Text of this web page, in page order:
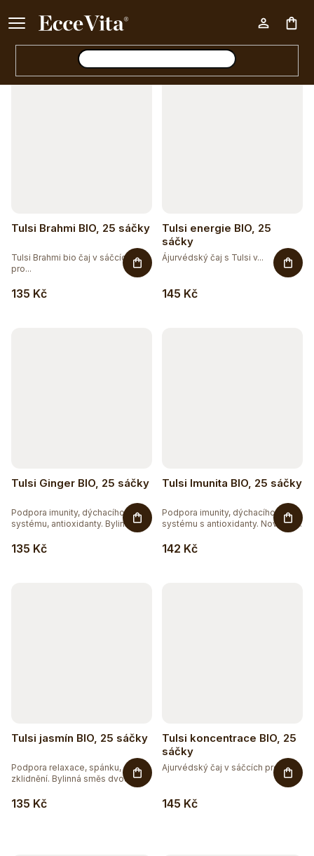
Ke každému nákupu nad 500 Kč dárek zdarma 📦
z
n
u
t
ů
V
r
d
u
Tulsi Brahmi BIO, 25 sáčky
135 Kč
Tulsi Brahmi bio čaj v sáčcích –
pro...
Tulsi energie BIO, 25
sáčky
145 Kč
Ájurvédský čaj s Tulsi v...
Tulsi Ginger BIO, 25 sáčky
135 Kč
Podpora imunity, dýchacího
systému, antioxidanty. Bylinná...
Tulsi Imunita BIO, 25 sáčky
142 Kč
Podpora imunity, dýchacího
systému s antioxidanty. Novinka
Tulsi jasmín BIO, 25 sáčky
135 Kč
Podpora relaxace, spánku,
zklidnění. Bylinná směs dvou
Tulsi koncentrace BIO, 25
sáčky
145 Kč
Ajurvédský čaj v sáčcích pro...
Těžko po jídle?